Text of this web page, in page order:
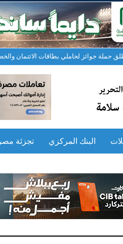
البنك المركزي تجزئة